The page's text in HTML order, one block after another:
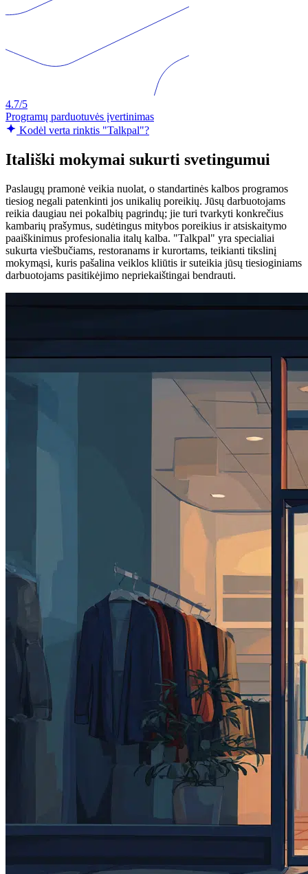
4.7/5
Programų parduotuvės įvertinimas
Kodėl verta rinktis "Talkpal"?
Itališki mokymai sukurti svetingumui
Paslaugų pramonė veikia nuolat, o standartinės kalbos programos
tiesiog negali patenkinti jos unikalių poreikių. Jūsų darbuotojams
reikia daugiau nei pokalbių pagrindų; jie turi tvarkyti konkrečius
kambarių prašymus, sudėtingus mitybos poreikius ir atsiskaitymo
paaiškinimus profesionalia italų kalba. "Talkpal" yra specialiai
sukurta viešbučiams, restoranams ir kurortams, teikianti tikslinį
mokymąsi, kuris pašalina veiklos kliūtis ir suteikia jūsų tiesioginiams
darbuotojams pasitikėjimo nepriekaištingai bendrauti.